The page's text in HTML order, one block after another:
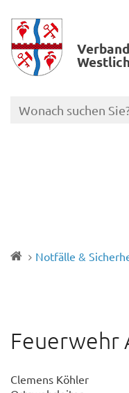
Notfälle &
Feuerwehr
Clemens Köhler